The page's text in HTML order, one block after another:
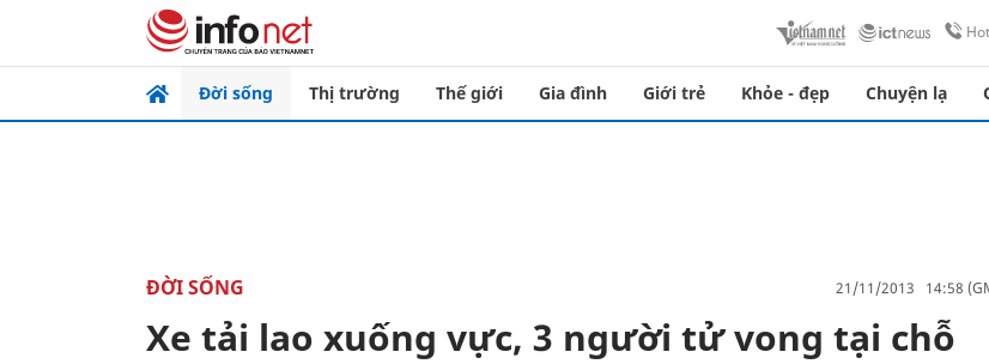
Đời sống Thị trường Thế giới Gia đình Giới trẻ Khỏe - đẹp Chuyện lạ
ĐỜI SỐNG 21/11/2013 14:58
Xe tải lao xuống vực, 3 người tử vong tại chỗ